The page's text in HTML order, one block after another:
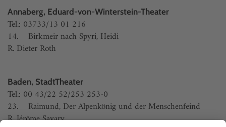
Annaberg, Eduard-von-Winterstein-Theater
Tel.: 03733/13 01 216
14. Birkmeir nach Spyri, Heidi
R. Dieter Roth
Baden, StadtTheater
Tel.: 00 43/22 52/253 253-0
23. Raimund, Der Alpenkönig und der Menschenfeind
R. Jérôme Savary